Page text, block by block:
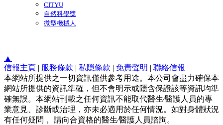
CITYU
自然科學獎
微型機械人
▲
信報主頁 | 服務條款 | 私隱條款 | 免責聲明 | 聯絡信報
本網站所提供之一切資訊僅供參考用途。本公司會盡力確保本
網站所提供的資訊準確，但不會明示或隱含保證該等資訊均準
確無誤。本網站刊載之任何資訊不能取代醫生∕醫護人員的專
業意見、診斷或治理，亦未必適用於任何情況。如對身體狀況
有任何疑問， 請向合資格的醫生∕醫護人員諮詢。